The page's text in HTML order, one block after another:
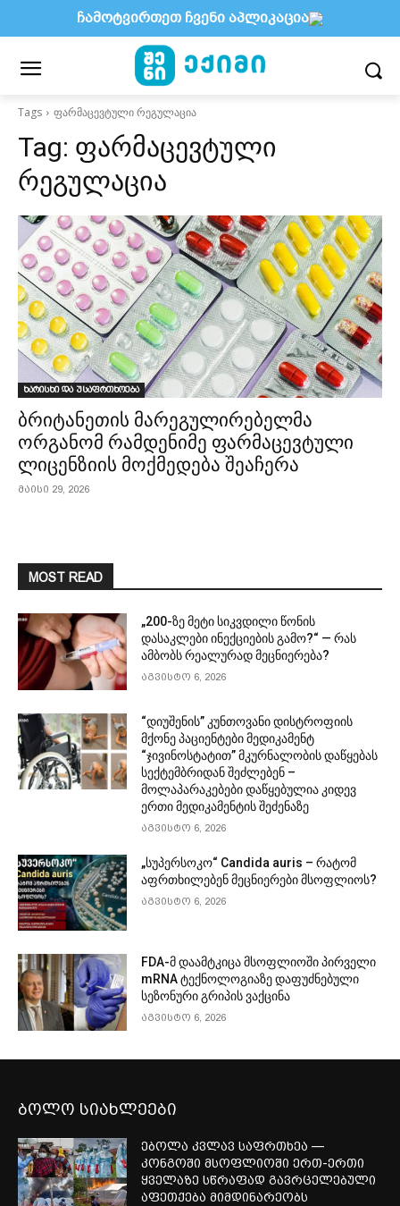
Tags ფარმაცევტული რეგულაცია
Tag: ფარმაცევტული
რეგულაცია
ხარისხი და უსაფრთხოება
ბრიტანეთის მარეგულირებელმა
ორგანომ რამდენიმე ფარმაცევტული
ლიცენზიის მოქმედება შეაჩერა
მაისი 29, 2026
MOST READ
„200-ზე მეტი სიკვდილი წონის
დასაკლები ინექციების გამო?“ — რას
ამბობს რეალურად მეცნიერება?
აგვისტო 6, 2026
“დიუშენის” კუნთოვანი დისტროფიის
მქონე პაციენტები მედიკამენტ
“ჯივინოსტატით” მკურნალობის დაწყებას
სექტემბრიდან შეძლებენ –
მოლაპარაკებები დაწყებულია კიდევ
ერთი მედიკამენტის შეძენაზე
აგვისტო 6, 2026
„სუპერსოკო“ Candida auris – რატომ
აფრთხილებენ მეცნიერები მსოფლიოს?
აგვისტო 6, 2026
FDA-მ დაამტკიცა მსოფლიოში პირველი
mRNA ტექნოლოგიაზე დაფუძნებული
სეზონური გრიპის ვაქცინა
აგვისტო 6, 2026
ბოლო სიახლეები
ებოლა კვლავ საფრთხეა —
კონგოში მსოფლიოში ერთ-ერთი
ყველაზე სწრაფად გავრცელებული
აფეთქება მიმდინარეობს
ჩამოტვირთეთ ჩვენი აპლიკაცია